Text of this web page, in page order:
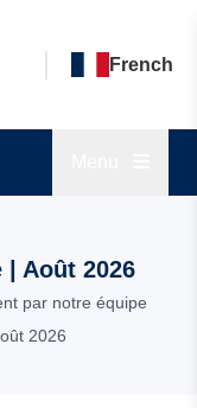
French
Août 2026
par notre équipe
2026